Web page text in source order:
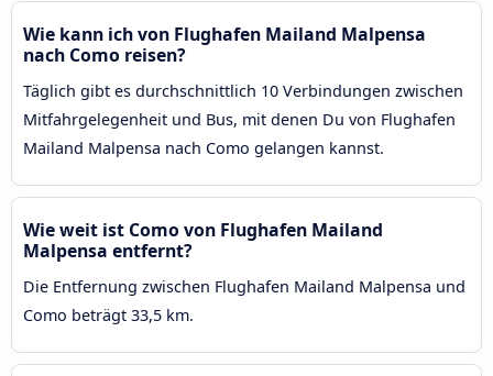
Wie kann ich von Flughafen Mailand Malpensa
nach Como reisen?
Täglich gibt es durchschnittlich 10 Verbindungen zwischen
Mitfahrgelegenheit und Bus, mit denen Du von Flughafen
Mailand Malpensa nach Como gelangen kannst.
Wie weit ist Como von Flughafen Mailand
Malpensa entfernt?
Die Entfernung zwischen Flughafen Mailand Malpensa und
Como beträgt 33,5 km.